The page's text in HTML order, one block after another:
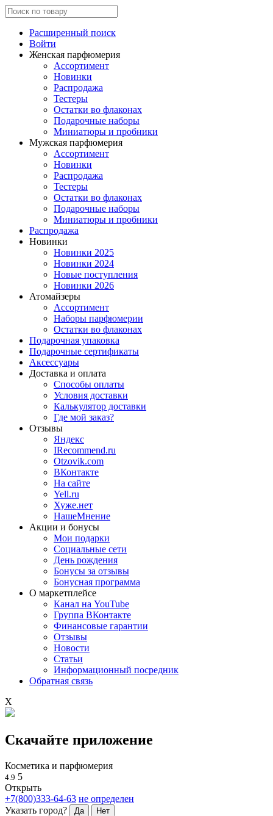
Расширенный поиск
Войти
Женская парфюмерия
Ассортимент
Новинки
Распродажа
Тестеры
Остатки во флаконах
Подарочные наборы
Миниатюры и пробники
Мужская парфюмерия
Ассортимент
Новинки
Распродажа
Тестеры
Остатки во флаконах
Подарочные наборы
Миниатюры и пробники
Распродажа
Новинки
Новинки 2025
Новинки 2024
Новые поступления
Новинки 2026
Атомайзеры
Ассортимент
Наборы парфюмерии
Остатки во флаконах
Подарочная упаковка
Подарочные сертификаты
Аксессуары
Доставка и оплата
Способы оплаты
Условия доставки
Калькулятор доставки
Где мой заказ?
Отзывы
Яндекс
IRecommend.ru
Otzovik.com
ВКонтакте
На сайте
Yell.ru
Хуже.нет
НашеМнение
Акции и бонусы
Мои подарки
Социальные сети
День рождения
Бонусы за отзывы
Бонусная программа
О маркетплейсе
Канал на YouTube
Группа ВКонтакте
Финансовые гарантии
Отзывы
Новости
Статьи
Информационный посредник
Обратная связь
X
Скачайте приложение
Косметика и парфюмерия
4.9 5
Открыть
+7(800)333-64-63 не определен
Указать город?
Да Нет